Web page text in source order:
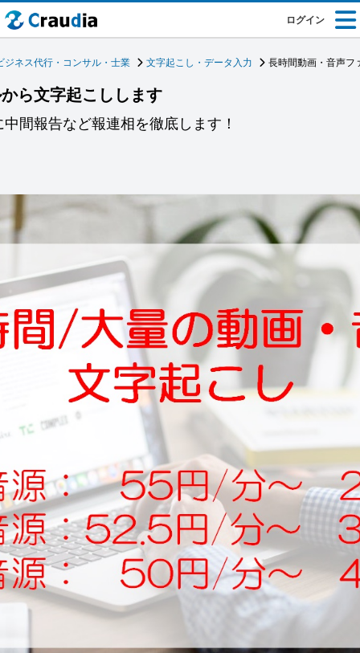
ログイン
ジネス代行・コンサル・士業 文字起こし・データ入力 長時間動画・音声フ
ら文字起こしします
間報告など報連相を徹底します！